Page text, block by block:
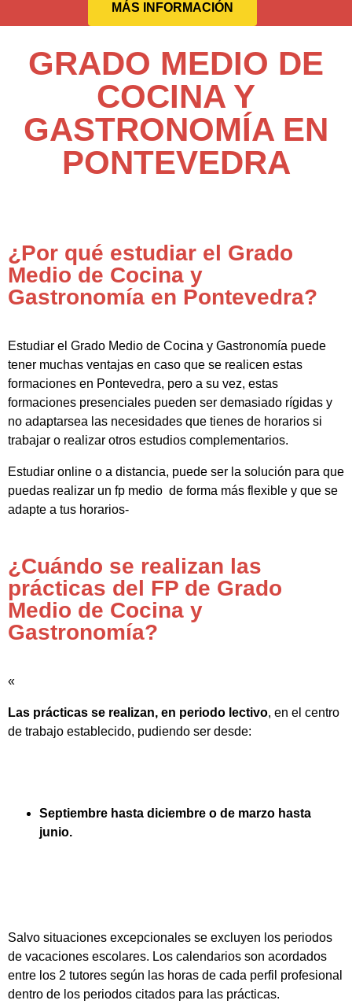
MÁS INFORMACIÓN
GRADO MEDIO DE
COCINA Y
GASTRONOMÍA EN
PONTEVEDRA
¿Por qué estudiar el Grado
Medio de Cocina y
Gastronomía en Pontevedra?
Estudiar el Grado Medio de Cocina y Gastronomía puede
tener muchas ventajas en caso que se realicen estas
formaciones en Pontevedra, pero a su vez, estas
formaciones presenciales pueden ser demasiado rígidas y
no adaptarsea las necesidades que tienes de horarios si
trabajar o realizar otros estudios complementarios.
Estudiar online o a distancia, puede ser la solución para que
puedas realizar un fp medio de forma más flexible y que se
adapte a tus horarios-
¿Cuándo se realizan las
prácticas del FP de Grado
Medio de Cocina y
Gastronomía?
«
Las prácticas se realizan, en periodo lectivo, en el centro
de trabajo establecido, pudiendo ser desde:
Septiembre hasta diciembre o de marzo hasta
junio.
Salvo situaciones excepcionales se excluyen los periodos
de vacaciones escolares. Los calendarios son acordados
entre los 2 tutores según las horas de cada perfil profesional
dentro de los periodos citados para las prácticas.